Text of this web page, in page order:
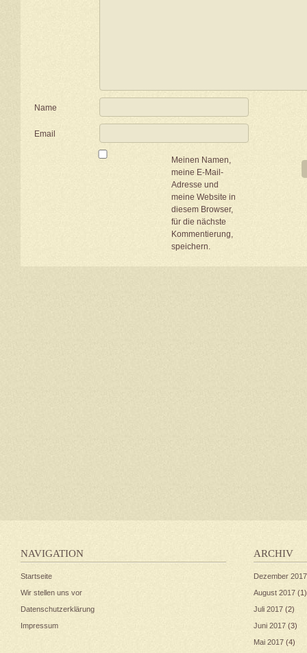
Name
Email
Meinen Namen,
meine E-Mail-
Adresse und
meine Website in
diesem Browser,
für die nächste
Kommentierung,
speichern.
NAVIGATION
Startseite
Wir stellen uns vor
Datenschutzerklärung
Impressum
ARCHIV
Dezember 2017
August 2017 (1)
Juli 2017 (2)
Juni 2017 (3)
Mai 2017 (4)